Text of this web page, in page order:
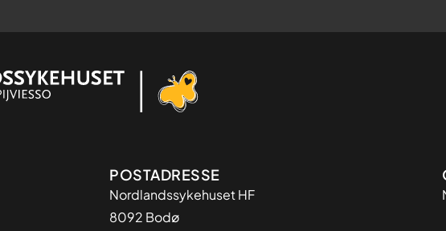
Adresse
POSTADRESSE
Nordlandssykehuset HF
8092 Bodø